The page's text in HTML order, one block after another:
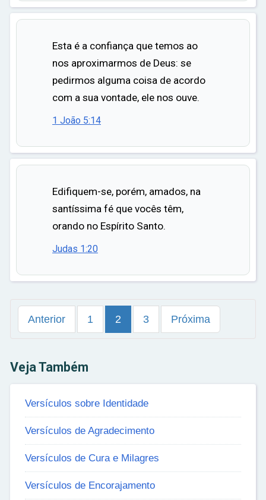
Esta é a confiança que temos ao
nos aproximarmos de Deus: se
pedirmos alguma coisa de acordo
com a sua vontade, ele nos ouve.
1 João 5:14
Edifiquem-se, porém, amados, na
santíssima fé que vocês têm,
orando no Espírito Santo.
Judas 1:20
Anterior 1 2 3 Próxima
Veja Também
Versículos sobre Identidade
Versículos de Agradecimento
Versículos de Cura e Milagres
Versículos de Encorajamento